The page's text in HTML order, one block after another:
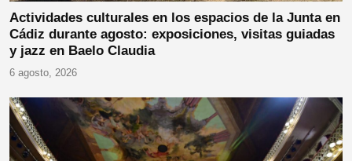
Actividades culturales en los espacios de la Junta en
Cádiz durante agosto: exposiciones, visitas guiadas
y jazz en Baelo Claudia
6 agosto, 2026